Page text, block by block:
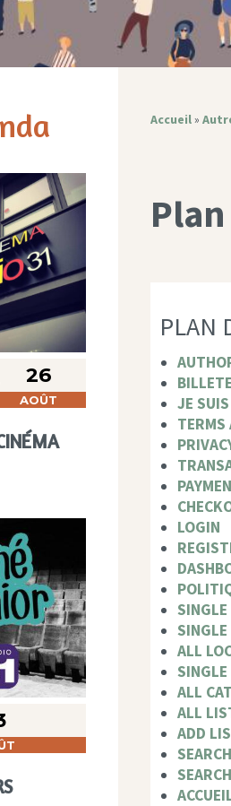
26
AOÛT
Accueil»
PLAN
JE SUIS
TERMS
LOGIN
SINGLE
ALL
SINGLE
ALL
ALL
ADD